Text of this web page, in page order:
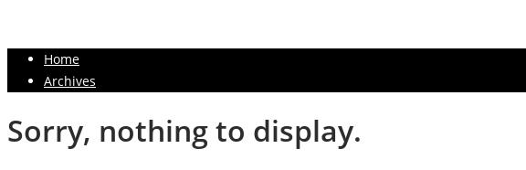
Home
Archives
Sorry, nothing to display.